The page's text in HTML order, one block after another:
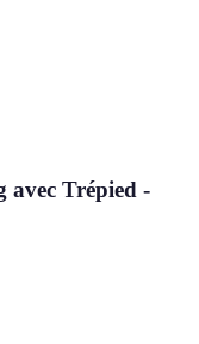
avec Trépied -